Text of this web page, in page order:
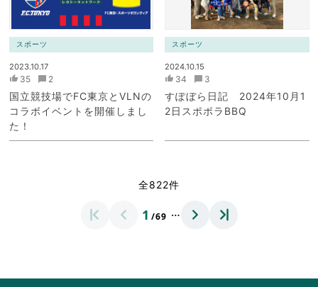
スポーツ
2023.10.17
35 2
国立競技場でFC東京とVLNの
コラボイベントを開催しまし
た！
スポーツ
2024.10.15
34 3
すぽぼら日記 2024年10月1
2日スポボラBBQ
全822件
1 /69 …